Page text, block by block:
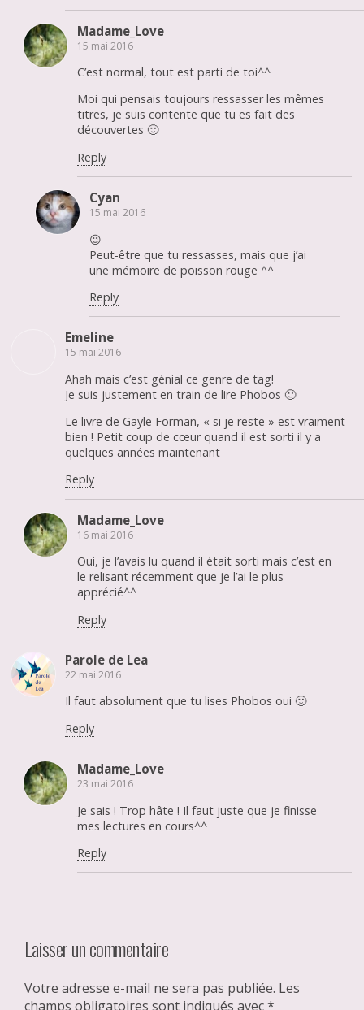
Madame_Love
15 mai 2016
C’est normal, tout est parti de toi^^
Moi qui pensais toujours ressasser les mêmes
titres, je suis contente que tu es fait des
découvertes 🙂
Reply
Cyan
15 mai 2016
😉
Peut-être que tu ressasses, mais que j’ai
une mémoire de poisson rouge ^^
Reply
Emeline
15 mai 2016
Ahah mais c’est génial ce genre de tag!
Je suis justement en train de lire Phobos 🙂
Le livre de Gayle Forman, « si je reste » est vraiment
bien ! Petit coup de cœur quand il est sorti il y a
quelques années maintenant
Reply
Madame_Love
16 mai 2016
Oui, je l’avais lu quand il était sorti mais c’est en
le relisant récemment que je l’ai le plus
apprécié^^
Reply
Parole de Lea
22 mai 2016
Il faut absolument que tu lises Phobos oui 🙂
Reply
Madame_Love
23 mai 2016
Je sais ! Trop hâte ! Il faut juste que je finisse
mes lectures en cours^^
Reply
Laisser un commentaire
Votre adresse e-mail ne sera pas publiée. Les
champs obligatoires sont indiqués avec*